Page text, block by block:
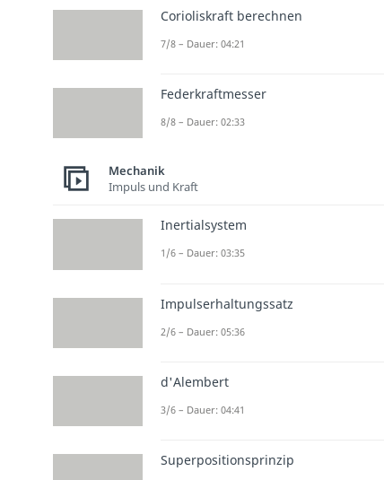
Corioliskraft berechnen
7/8 – Dauer: 04:21
Federkraftmesser
8/8 – Dauer: 02:33
Mechanik
Impuls und Kraft
Inertialsystem
1/6 – Dauer: 03:35
Impulserhaltungssatz
2/6 – Dauer: 05:36
d'Alembert
3/6 – Dauer: 04:41
Superpositionsprinzip